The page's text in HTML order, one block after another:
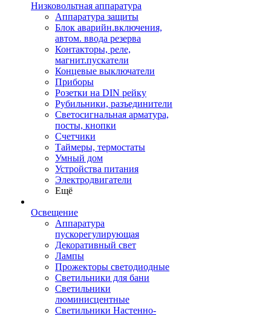
Низковольтная аппаратура
Аппаратура защиты
Блок аварийн.включения,
автом. ввода резерва
Контакторы, реле,
магнит.пускатели
Концевые выключатели
Приборы
Розетки на DIN рейку
Рубильники, разъединители
Светосигнальная арматура,
посты, кнопки
Счетчики
Таймеры, термостаты
Умный дом
Устройства питания
Электродвигатели
Ещё
Освещение
Аппаратура
пускорегулирующая
Декоративный свет
Лампы
Прожекторы светодиодные
Светильники для бани
Светильники
люминисцентные
Светильники Настенно-